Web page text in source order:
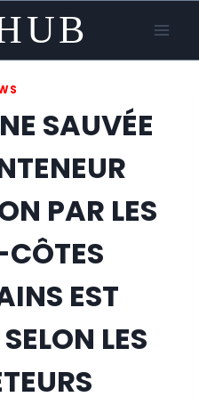
SAUVÉE
PAR LES
EST
LES